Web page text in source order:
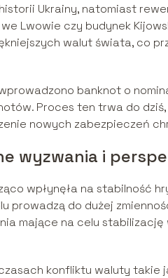
Ukrainy, natomiast
Lwowie czy budynek
walut świata, co
banknot o
Proces ten trwa do
nowych zabezpieczeń
wyzwania i
wpłynęła na stabilność
prowadzą do dużej
mające na celu
konfliktu waluty